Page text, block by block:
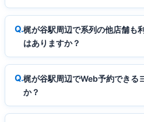
梶が谷駅周辺で系列の他店舗も
はありますか？
梶が谷駅周辺でWeb予約できる
か？